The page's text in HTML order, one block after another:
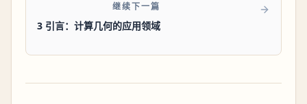
继续下一篇
3 引言：计算几何的应用领域